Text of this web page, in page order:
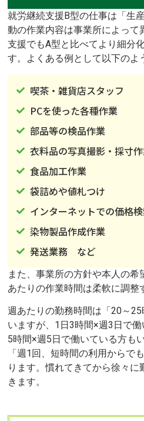
就労継続支援B型の仕事は「生
動の作業内容は事業所によって
支援でもA型と比べてより細分
す。よくある例として以下のよ
喫茶・雑貨店スタッフ
PCを使った各種作業
部品等の検品作業
衣料品の写真撮影・採寸
食品加工作業
袋詰めや値札つけ
インターネットでの価格
染物製品作成作業
発送業務 など
また、事業所の方針や本人の希
あたりの作業時間は柔軟に調整
週あたりの勤務時間は「20～
いますが、1日3時間×週3日で
5時間×週5日で働いている方も
「週1回、短時間の利用からで
ります。慣れてきてから徐々
きます。